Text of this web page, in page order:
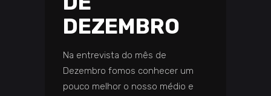
DEZEMBRO
Na entrevista do mês de
Dezembro fomos conhecer um
pouco melhor o nosso médio e